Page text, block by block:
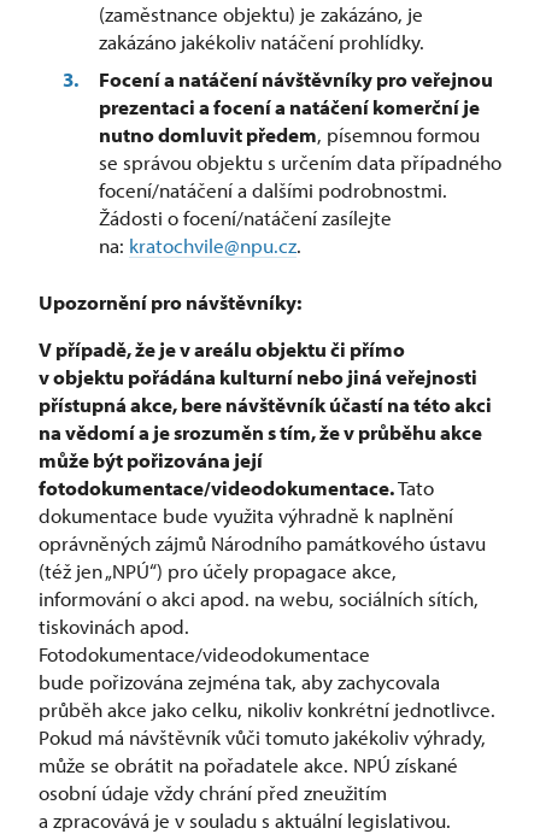
(zaměstnance objektu) je zakázáno, je
zakázáno jakékoliv natáčení prohlídky.
Focení a natáčení návštěvníky pro veřejnou
prezentaci a focení a natáčení komerční je
nutno domluvit předem, písemnou formou
se správou objektu s určením data případného
focení/natáčení a dalšími podrobnostmi.
Žádosti o focení/natáčení zasílejte
na: kratochvile@npu.cz.
Upozornění pro návštěvníky:
V případě, že je v areálu objektu či přímo
v objektu pořádána kulturní nebo jiná veřejnosti
přístupná akce, bere návštěvník účastí na této akci
na vědomí a je srozuměn s tím, že v průběhu akce
může být pořizována její
fotodokumentace/videodokumentace.Tato
dokumentace bude využita výhradně k naplnění
oprávněných zájmů Národního památkového ústavu
(též jen „NPÚ“) pro účely propagace akce,
informování o akci apod. na webu, sociálních sítích,
tiskovinách apod.
Fotodokumentace/videodokumentace
bude pořizována zejména tak, aby zachycovala
průběh akce jako celku, nikoliv konkrétní jednotlivce.
Pokud má návštěvník vůči tomuto jakékoliv výhrady,
může se obrátit na pořadatele akce. NPÚ získané
osobní údaje vždy chrání před zneužitím
a zpracovává je v souladu s aktuální legislativou.